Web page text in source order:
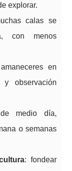
explorar.
calas se
con menos
en
observación
medio día,
o semanas
: fondear